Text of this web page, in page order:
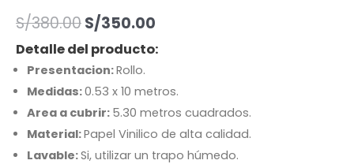
S/380.00S/350.00
Detalle del producto:
Presentacion:Rollo.
Medidas:0.53 x 10 metros.
Area a cubrir: 5.30 metros cuadrados.
Material:Papel Vinilico de alta calidad.
Lavable:Si, utilizar un trapo húmedo.